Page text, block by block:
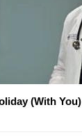
(With You)